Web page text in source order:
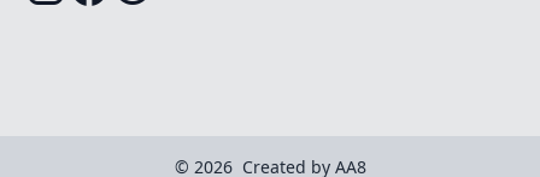
© 2026 Created by AA8